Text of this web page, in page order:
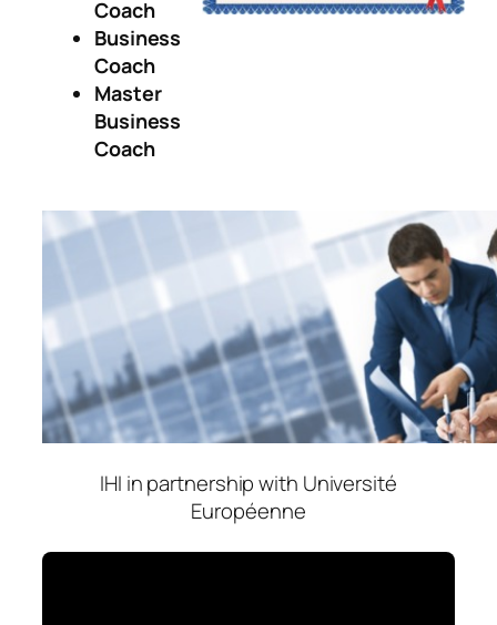
Coach
Business
Coach
Master
Business
Coach
IHI in partnership with Université
Européenne